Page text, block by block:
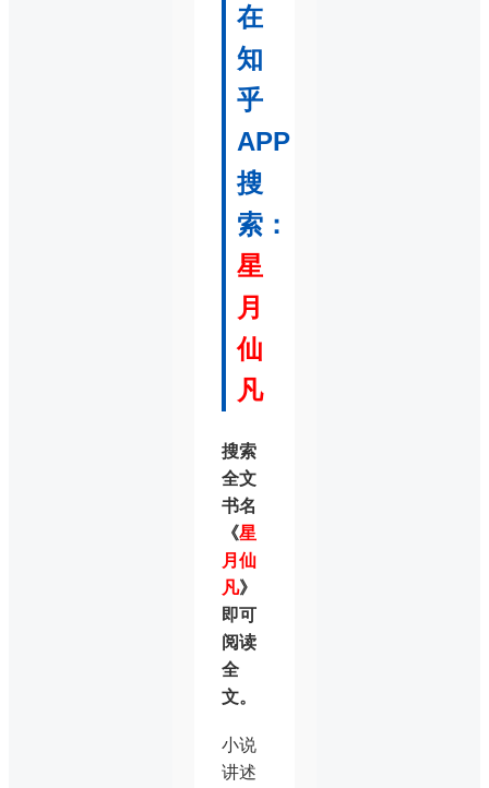
在
知
乎
APP
搜
索：
星
月
仙
凡
搜索
全文
书名
《星
月仙
凡》
即可
阅读
全
文。
小说
讲述